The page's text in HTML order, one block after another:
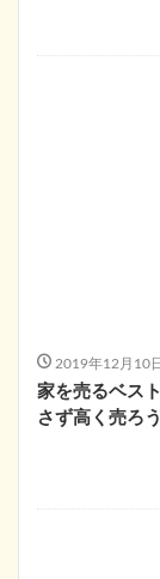
2019年12月10
家を売るベス
さず高く売ろう